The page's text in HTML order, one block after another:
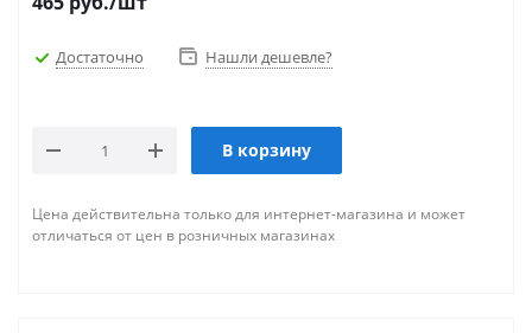
Достаточно Нашли дешевле?
В корзину
Цена действительна только для интернет-магазина и может
отличаться от цен в розничных магазинах